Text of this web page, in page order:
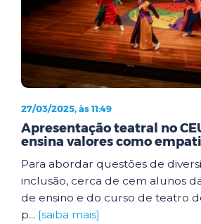
27/03/2025, às 11:49
Apresentação teatral no
ensina valores como
Para abordar questões de
inclusão, cerca de cem alunos
de ensino e do curso de teatro
p... [saiba mais]